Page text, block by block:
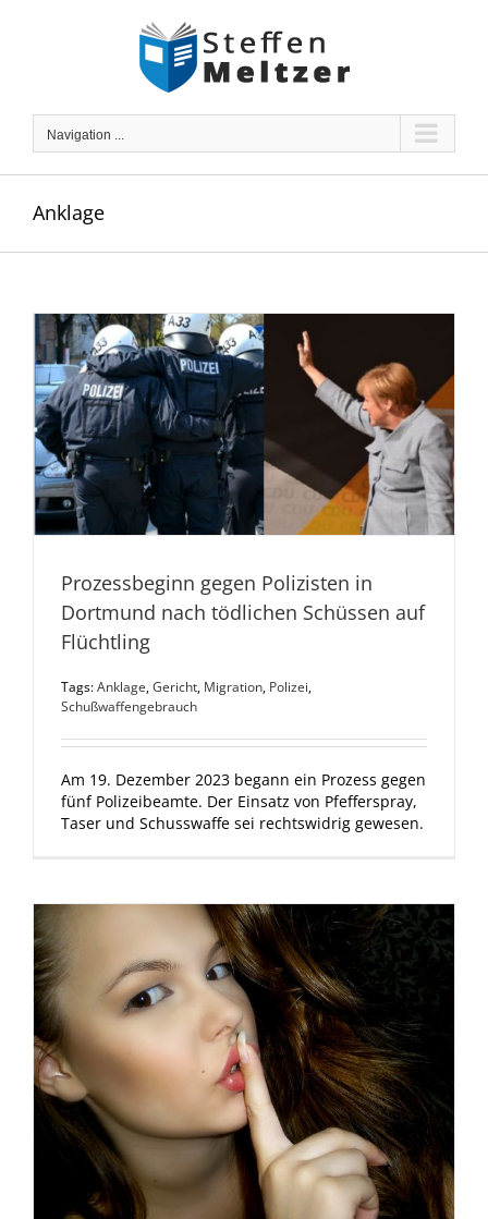
Navigation ...
Anklage
Prozessbeginn gegen Polizisten in
Dortmund nach tödlichen Schüssen auf
Flüchtling
Tags:Anklage,Gericht, Migration, Polizei,
Schußwaffengebrauch
Am 19. Dezember 2023 begann ein Prozess gegen
fünf Polizeibeamte. Der Einsatz von Pfefferspray,
Taser und Schusswaffe sei rechtswidrig gewesen.